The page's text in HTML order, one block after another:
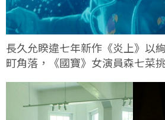
長久允睽違七年新作《炎上》以
町角落，《國寶》女演員森七菜